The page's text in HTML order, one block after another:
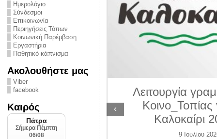
Ημερολόγιο
Σύνδεσμοι
Επικοινωνία
Περιηγήσεις Τόπων
Κοινωνική Παρέμβαση
Εργαστήρια
Παθητικό κάπνισμα
Ακολουθήστε μας
Viber
facebook
Καιρός
από την
την ημέρα
και
στο
2026
Λειτουργία
Κοινο_Τοπίας
Καλοκαίρι
9 Ιουλίου
‹